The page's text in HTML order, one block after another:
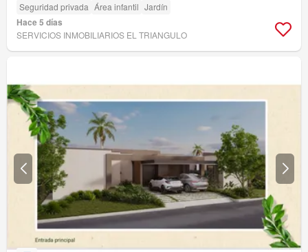
Seguridad privada Área infantil Jardín
Hace 5 días
SERVICIOS INMOBILIARIOS EL TRIANGULO